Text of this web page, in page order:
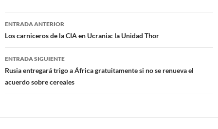
Navegación
de
entradas
ENTRADA ANTERIOR
Los carniceros de la CIA en Ucrania: la Unidad Thor
ENTRADA SIGUIENTE
Rusia entregará trigo a África gratuitamente si no se renueva el
acuerdo sobre cereales